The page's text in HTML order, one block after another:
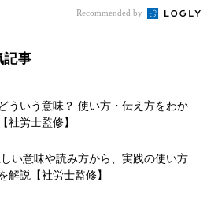
Recommended by
記事
ういう意味？ 使い方・伝え方をわか
社労士監修】
い意味や読み方から、実践の使い方
解説【社労士監修】